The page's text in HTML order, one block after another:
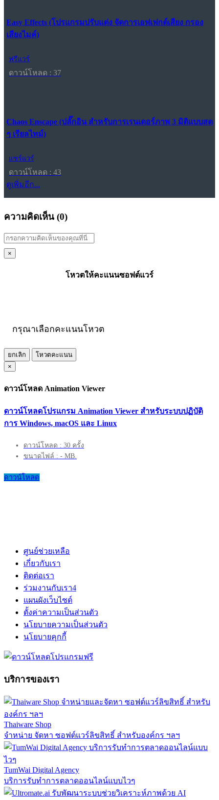
Easy Effects (โปรแกรมปรับแต่ง จัดการเอฟเฟกต์เสียง กรอง
เสียงไมค์)
ฟรีแวร์
ดาวน์โหลด : 37
Chaos Enscape (ปลั๊กอิน สำหรับการเรนเดอร์ภาพ 3 มิติแบบสด
ๆ เรียลไทม์)
แชร์แวร์
ดาวน์โหลด : 43
ดูเพิ่มอีก...
ความคิดเห็น (0)
×
โหวตให้คะแนนซอฟต์แวร์
กรุณาเลือกคะแนนโหวต
ยกเลิก
โหวตคะแนน
×
ดาวน์โหลด Animation Viewer
ดาวน์โหลดโปรแกรม Animation Viewer สำหรับระบบปฏิบัติ
การ Windows, macOS และ Linux
ดาวน์โหลด : 30 ครั้ง
ขนาดไฟล์ : - MB.
ดาวน์โหลด
ศูนย์ช่วยเหลือ
เกี่ยวกับเรา
ติดต่อเรา
ร่วมงานกับเรา4
แผนผังเว็บไซต์
ตั้งค่าความเป็นส่วนตัว
นโยบายความเป็นส่วนตัว
นโยบายคุกกี้
บริการของเรา
Thaiware Shop
จำหน่าย จัดหา ซอฟต์แวร์ลิขสิทธิ์ สำหรับองค์กร ฯลฯ
TumWai Digital Agency
บริการรับทำการตลาดออนไลน์แบบไวๆ